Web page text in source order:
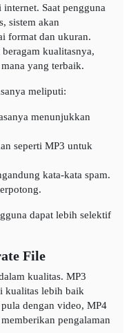
Saat pengguna
sistem akan
format dan ukuran.
kualitasnya,
yang terbaik.
meliputi:
menunjukkan
seperti MP3 untuk
kata-kata spam.
dapat lebih selektif
File
kualitas. MP3
kualitas lebih baik
dengan video, MP4
pengalaman